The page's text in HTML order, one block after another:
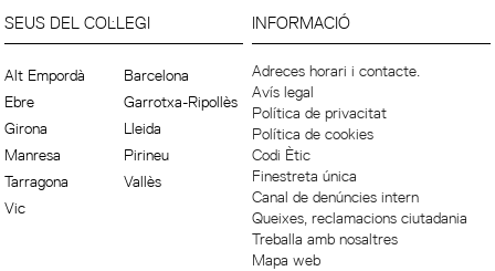
SEUS DEL COL·LEGI
Alt Empordà
Barcelona
Ebre
Garrotxa-Ripollès
Girona
Lleida
Manresa
Pirineu
Tarragona
Vallès
Vic
INFORMACIÓ
Adreces horari i contacte.
Avís legal
Política de privacitat
Política de cookies
Codi Ètic
Finestreta única
Canal de denúncies intern
Queixes, reclamacions ciutadania
Treballa amb nosaltres
Mapa web